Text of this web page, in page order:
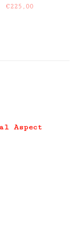
€225,00
Aspect